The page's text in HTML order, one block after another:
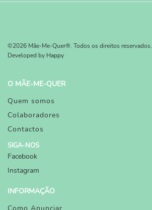
©2026 Mãe-Me-Quer®. Todos os direitos reservados.
Developed by Happy
O MÃE-ME-QUER
Quem somos
Colaboradores
Contactos
SIGA-NOS
Facebook
Instagram
INFORMAÇÃO